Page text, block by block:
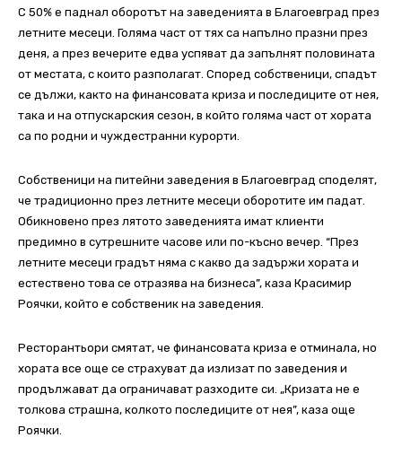
С 50% е паднал оборотът на заведенията в Благоевград през
летните месеци. Голяма част от тях са напълно празни през
деня, а през вечерите едва успяват да запълнят половината
от местата, с които разполагат. Според собственици, спадът
се дължи, както на финансовата криза и последиците от нея,
така и на отпускарския сезон, в който голяма част от хората
са по родни и чуждестранни курорти.
Собственици на питейни заведения в Благоевград споделят,
че традиционно през летните месеци оборотите им падат.
Обикновено през лятото заведенията имат клиенти
предимно в сутрешните часове или по-късно вечер. “През
летните месеци градът няма с какво да задържи хората и
естествено това се отразява на бизнеса”, каза Красимир
Роячки, който е собственик на заведения.
Ресторантьори смятат, че финансовата криза е отминала, но
хората все още се страхуват да излизат по заведения и
продължават да ограничават разходите си. „Кризата не е
толкова страшна, колкото последиците от нея”, каза още
Роячки.